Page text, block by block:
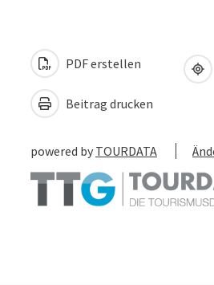
PDF erstellen
Beitrag drucken
powered by TOURDATA